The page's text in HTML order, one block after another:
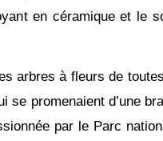
en céramique et le
arbres à fleurs de
promenaient d’une
par le Parc